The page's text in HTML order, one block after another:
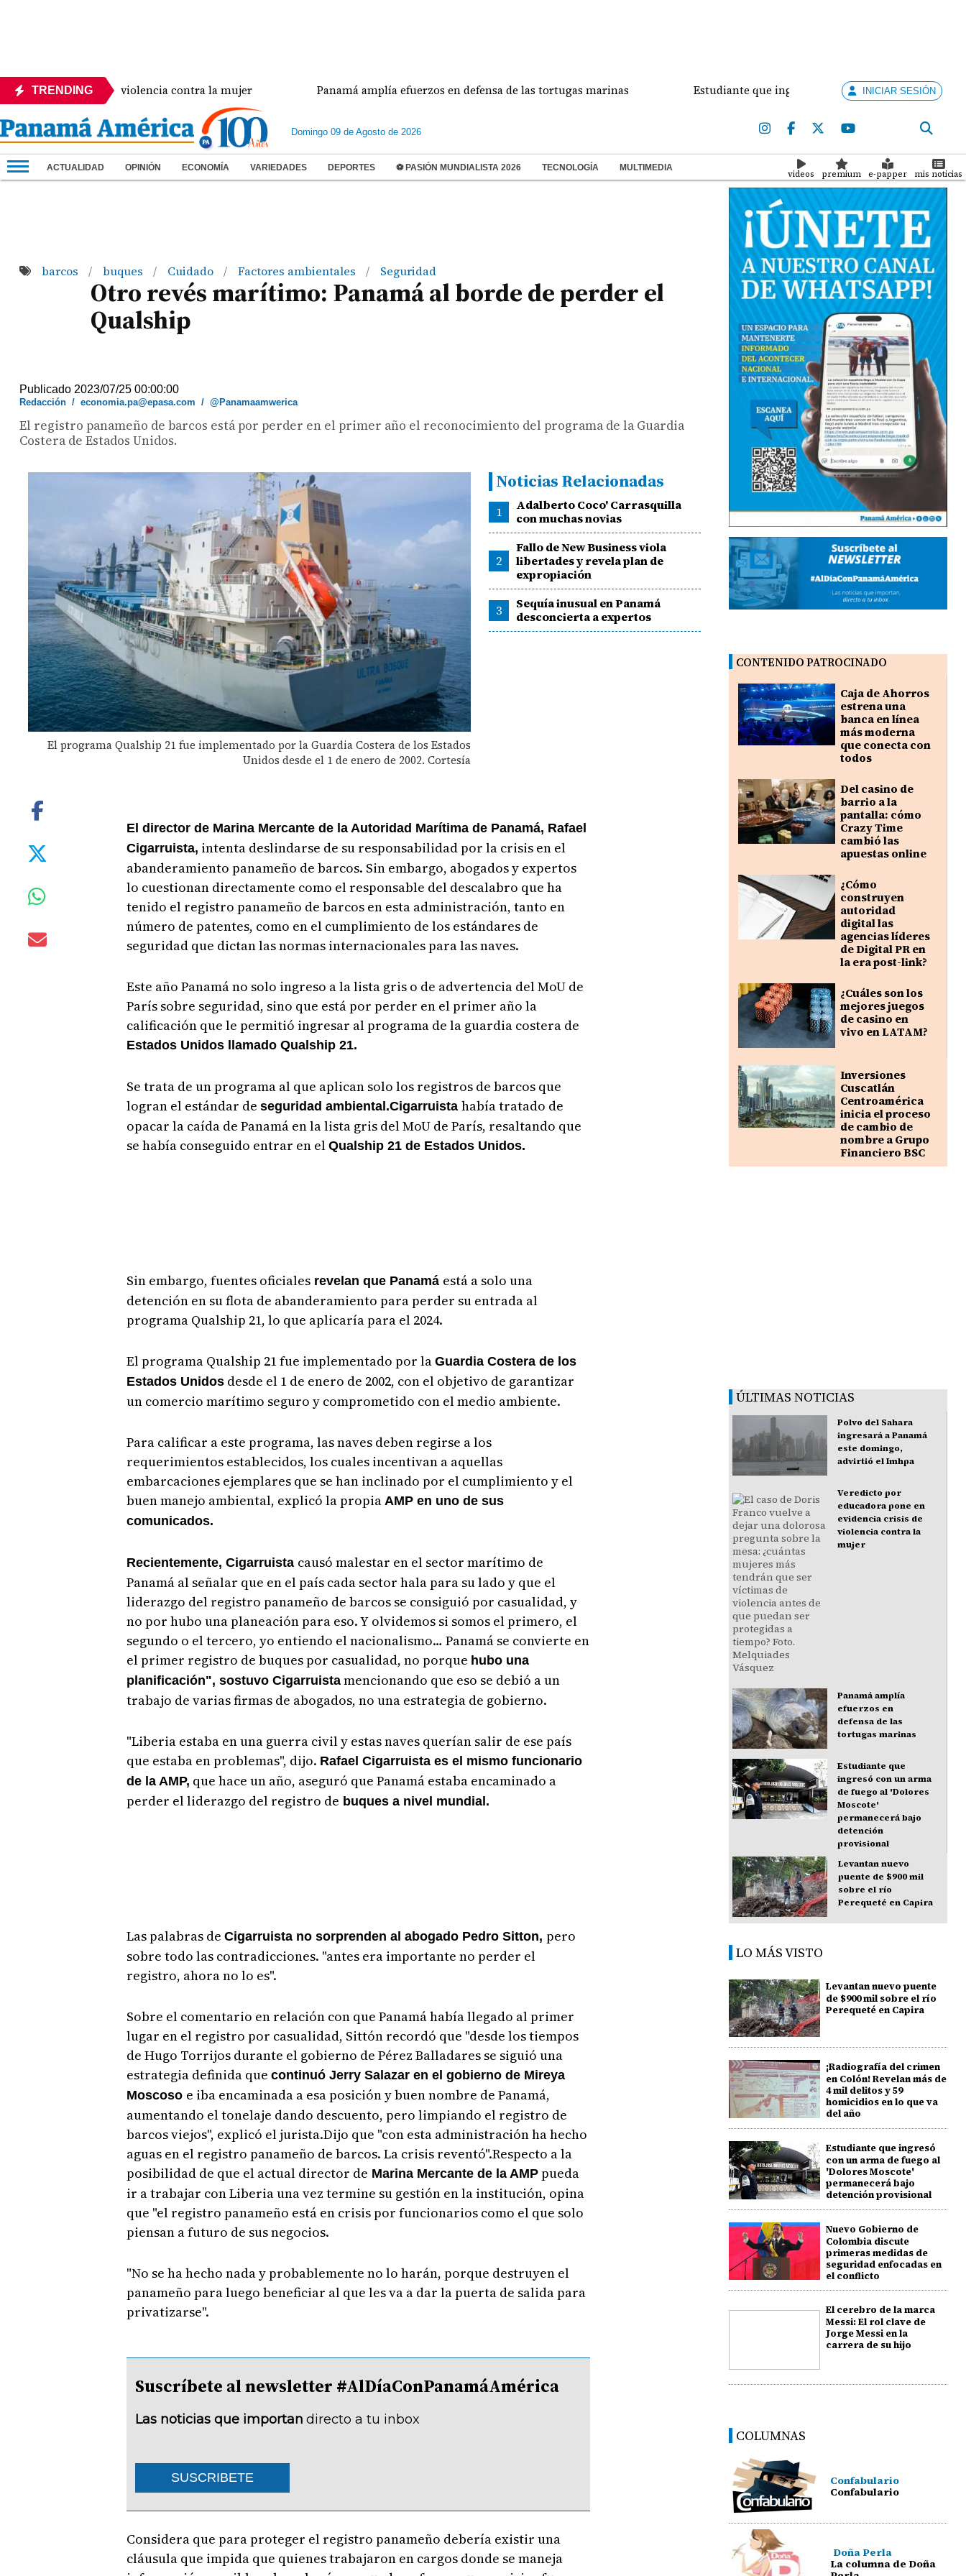
TRENDING
crisis de violencia contra la mujer Panamá amplía efuerzos en defensa de las tortugas marinas Estudiante que ingresó con un arma de fuego al 'Dolores
INICIAR SESIÓN
Domingo 09 de Agosto de 2026
ACTUALIDAD OPINIÓN ECONOMÍA VARIEDADES DEPORTES ⚽ PASIÓN MUNDIALISTA 2026 TECNOLOGÍA MULTIMEDIA
videos premium e-papper mis noticias
barcos / buques / Cuidado / Factores ambientales / Seguridad
Otro revés marítimo: Panamá al borde de perder el
Qualship
Publicado 2023/07/25 00:00:00
Redacción /economia.pa@epasa.com /@Panamaamwerica
El registro panameño de barcos está por perder en el primer año el reconocimiento del programa de la Guardia
Costera de Estados Unidos.
El programa Qualship 21 fue implementado por la Guardia Costera de los Estados
Unidos desde el 1 de enero de 2002. Cortesía
Noticias Relacionadas
1
Adalberto Coco' Carrasquilla
con muchas novias
2
Fallo de New Business viola
libertades y revela plan de
expropiación
3
Sequía inusual en Panamá
desconcierta a expertos
El director de Marina Mercante de la Autoridad Marítima de Panamá, Rafael
Cigarruista, intenta deslindarse de su responsabilidad por la crisis en el
abanderamiento panameño de barcos. Sin embargo, abogados y expertos
lo cuestionan directamente como el responsable del descalabro que ha
tenido el registro panameño de barcos en esta administración, tanto en
número de patentes, como en el cumplimiento de los estándares de
seguridad que dictan las normas internacionales para las naves.
Este año Panamá no solo ingreso a la lista gris o de advertencia del MoU de
París sobre seguridad, sino que está por perder en el primer año la
calificación que le permitió ingresar al programa de la guardia costera de
Estados Unidos llamado Qualship 21.
Se trata de un programa al que aplican solo los registros de barcos que
logran el estándar de seguridad ambiental.Cigarruista había tratado de
opacar la caída de Panamá en la lista gris del MoU de París, resaltando que
se había conseguido entrar en el Qualship 21 de Estados Unidos.
Sin embargo, fuentes oficialesrevelan que Panamá está a solo una
detención en su flota de abanderamiento para perder su entrada al
programa Qualship 21, lo que aplicaría para el 2024.
El programa Qualship 21 fue implementado por la Guardia Costera de los
Estados Unidosdesde el 1 de enero de 2002, con el objetivo de garantizar
un comercio marítimo seguro y comprometido con el medio ambiente.
Para calificar a este programa, las naves deben regirse a los
requerimientos establecidos, los cuales incentivan a aquellas
embarcaciones ejemplares que se han inclinado por el cumplimiento y el
buen manejo ambiental, explicó la propia AMP en uno de sus
comunicados.
Recientemente, Cigarruista causó malestar en el sector marítimo de
Panamá al señalar que en el país cada sector hala para su lado y que el
liderazgo del registro panameño de barcos se consiguió por casualidad, y
no por hubo una planeación para eso. Y olvidemos si somos el primero, el
segundo o el tercero, yo entiendo el nacionalismo… Panamá se convierte en
el primer registro de buques por casualidad, no porque hubo una
planificación", sostuvo Cigarruistamencionando que eso se debió a un
trabajo de varias firmas de abogados, no una estrategia de gobierno.
"Liberia estaba en una guerra civil y estas naves querían salir de ese país
que estaba en problemas", dijo. Rafael Cigarruista es el mismo funcionario
de la AMP, que hace un año, aseguró que Panamá estaba encaminado a
perder el liderazgo del registro de buques a nivel mundial.
Las palabras de Cigarruista no sorprenden al abogado Pedro Sitton, pero
sobre todo las contradicciones. "antes era importante no perder el
registro, ahora no lo es".
Sobre el comentario en relación con que Panamá había llegado al primer
lugar en el registro por casualidad, Sittón recordó que "desde los tiempos
de Hugo Torrijos durante el gobierno de Pérez Balladares se siguió una
estrategia definida que continuó Jerry Salazar en el gobierno de Mireya
Moscoso e iba encaminada a esa posición y buen nombre de Panamá,
aumentando el tonelaje dando descuento, pero limpiando el registro de
barcos viejos", explicó el jurista.Dijo que "con esta administración ha hecho
aguas en el registro panameño de barcos. La crisis reventó".Respecto a la
posibilidad de que el actual director de Marina Mercante de la AMPpueda
ir a trabajar con Liberia una vez termine su gestión en la institución, opina
que "el registro panameño está en crisis por funcionarios como el que solo
piensan a futuro de sus negocios.
"No se ha hecho nada y probablemente no lo harán, porque destruyen el
panameño para luego beneficiar al que les va a dar la puerta de salida para
privatizarse".
Suscríbete al newsletter #AlDíaConPanamáAmérica
Las noticias que importan directo a tu inbox
SUSCRIBETE
Considera que para proteger el registro panameño debería existir una
cláusula que impida que quienes trabajaron en cargos donde se maneja
CONTENIDO PATROCINADO
Caja de Ahorros
estrena una
banca en línea
más moderna
que conecta con
todos
Del casino de
barrio a la
pantalla: cómo
Crazy Time
cambió las
apuestas online
¿Cómo
construyen
autoridad
digital las
agencias líderes
de Digital PR en
la era post-link?
¿Cuáles son los
mejores juegos
de casino en
vivo en LATAM?
Inversiones
Cuscatlán
Centroamérica
inicia el proceso
de cambio de
nombre a Grupo
Financiero BSC
ÚLTIMAS NOTICIAS
Polvo del Sahara
ingresará a Panamá
este domingo,
advirtió el Imhpa
Veredicto por
educadora pone en
evidencia crisis de
violencia contra la
mujer
Panamá amplía
efuerzos en
defensa de las
tortugas marinas
Estudiante que
ingresó con un arma
de fuego al 'Dolores
Moscote'
permanecerá bajo
detención
provisional
Levantan nuevo
puente de $900 mil
sobre el río
Perequeté en Capira
LO MÁS VISTO
Levantan nuevo puente
de $900 mil sobre el río
Perequeté en Capira
¡Radiografía del crimen
en Colón! Revelan más de
4 mil delitos y 59
homicidios en lo que va
del año
Estudiante que ingresó
con un arma de fuego al
'Dolores Moscote'
permanecerá bajo
detención provisional
Nuevo Gobierno de
Colombia discute
primeras medidas de
seguridad enfocadas en
el conflicto
El cerebro de la marca
Messi: El rol clave de
Jorge Messi en la
carrera de su hijo
COLUMNAS
Confabulario
Confabulario
Doña Perla
La columna de Doña